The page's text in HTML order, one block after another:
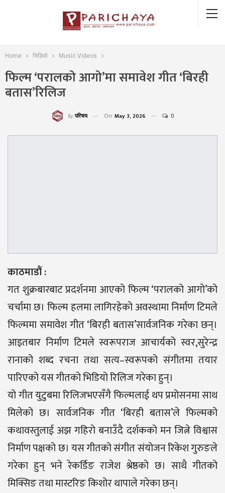
Home भिडियो Music Videos
फिल्म ‘परालको आगो’मा समावेश गीत ‘बिरही
बतास’रिलिज
By परिचय On May 3, 2026 0
काठमाडौं :
गत शुक्रबारबाट प्रदर्शनमा आएको फिल्म ‘परालको आगो’को
चर्चामा छ। फिल्म हलमा लागिरहेको अवस्थामा निर्माण टिमले
फिल्ममा समावेश गीत ‘बिरही बतास’सार्वजनिक गरेका छन्।
आइतबार निर्माण टिमले स्वरूपराज आचार्यको स्वर,सुरेन्द्र
रानाको शब्द रचना तथा सत्य–स्वरूपको संगीतमा तयार
पारिएको यस गीतको भिडियो रिलिज गरेका हुन्।
यो गीत युटुबमा रिलिजभएसँगै फिल्मलाई थप प्रमोसनमा साथ
मिलेको छ। सार्वजनिक गीत ‘बिरही बतास’ले फिल्मको
कथावस्तुलाई अझ गहिरो बनाउँदै दर्शकको मन जित्ने विश्वास
निर्माण पक्षको छ। यस गीतको संगीत संयोजन रिकेश गुरुङले
गरेका हुन् भने रेकर्डिङ राजेश श्रेष्ठको छ। साथै गीतको
मिक्सिङ तथा मास्टरिङ किशोर थापाले गरेका छन्।